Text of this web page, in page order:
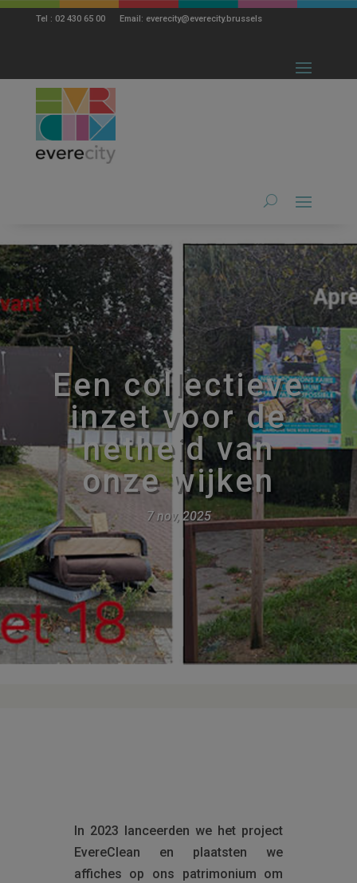
Tel : 02 430 65 00 Email: everecity@everecity.brussels
Een collectieve
inzet voor de
netheid van
onze wijken
7 nov, 2025
In 2023 lanceerden we het project
EvereClean en plaatsten we
affiches op ons patrimonium om
modal-check